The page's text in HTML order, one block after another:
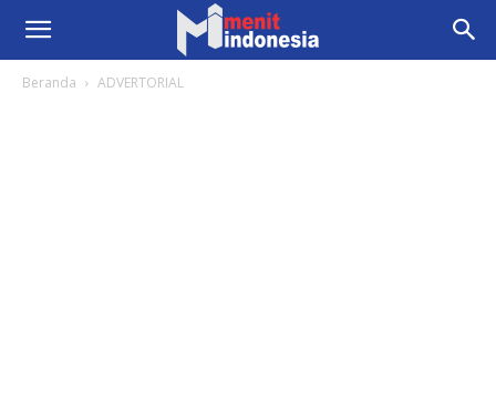
Beranda ADVERTORIAL